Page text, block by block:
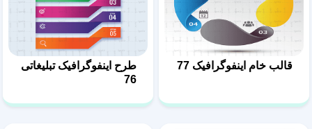
قالب خام اینفوگرافیک 77
طرح اینفوگرافیک تبلیغاتی
76